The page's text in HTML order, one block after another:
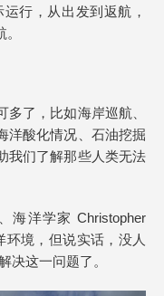
行，从出发到返航，
了，比如海岸巡航、
洋酸化情况、石油挖掘
我们了解那些人类无法
海洋学家 Christopher
环境，但说实话，没人
决这一问题了。